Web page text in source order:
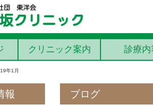
クリニック案内 診療内
年1月
ブログ
報